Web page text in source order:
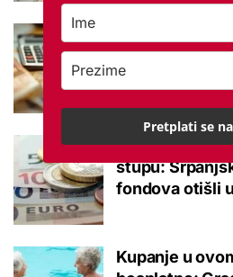
Važna brojka
u drugom stupu
Negativna
stupu:
fondova otišli
Kupanje u
Pretplati se